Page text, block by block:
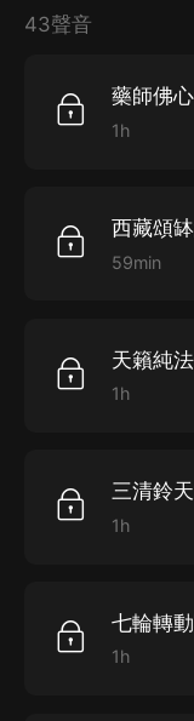
與身體互動后的反
現今不管東方的
界，頌缽已普遍
balancing)的一種
法。
43聲音
藥師佛
1h
西藏頌
59min
天籟純
1h
三清鈴
1h
七輪轉
1h